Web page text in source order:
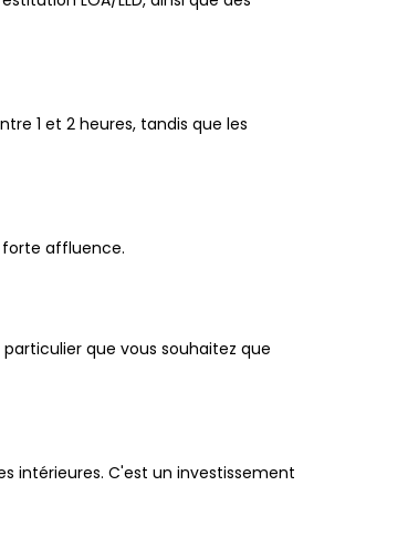
1 et 2 heures, tandis que les
forte affluence.
que vous souhaitez que
intérieures. C'est un investissement